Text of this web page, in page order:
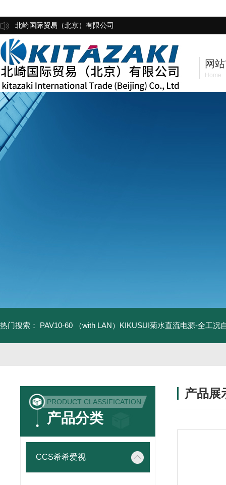
北崎国际贸易（北京）有限公司
网
Home
热门搜索： PAV10-60 （with LAN）KIKUSUI菊水直流电源-全工况
PRODUCT CLASSIFICATION
产品分类
CCS希希爱视
产品展